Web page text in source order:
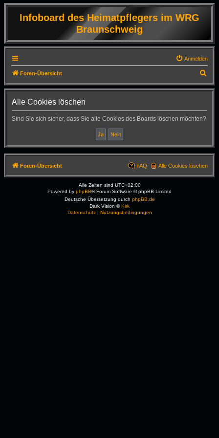
Infoboard des Heimatpflegers im WRG
Braunschweig
Anmelden
Foren-Übersicht
u
Alle Cookies löschen
Sind Sie sich sicher, dass Sie alle Cookies des Boards löschen möchten?
Foren-Übersicht Alle Cookies löschen
FAQ
Alle Zeiten sind UTC+02:00
Powered by phpBB® Forum Software © phpBB Limited
Deutsche Übersetzung durch phpBB.de
Dark Vision ©Kirk
Datenschutz| Nutzungsbedingungen